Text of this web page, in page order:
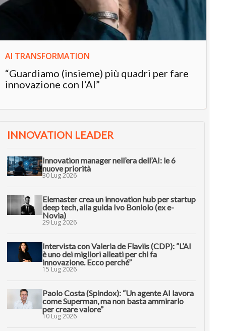
AI TRANSFORMATION
“Guardiamo (insieme) più quadri per fare
innovazione con l’AI”
INNOVATION LEADER
Innovation manager nell’era dell’AI: le 6
nuove priorità
30 Lug 2026
Elemaster crea un innovation hub per startup
deep tech, alla guida Ivo Boniolo (ex e-
Novia)
29 Lug 2026
Intervista con Valeria de Flaviis (CDP): “L’AI
è uno dei migliori alleati per chi fa
innovazione. Ecco perché”
15 Lug 2026
Paolo Costa (Spindox): “Un agente AI lavora
come Superman, ma non basta ammirarlo
per creare valore”
10 Lug 2026